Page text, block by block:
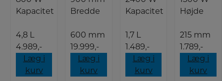
Kapacitet
4,8 L
4.989,-
Læg i
kurv
Bredde
600 mm
19.999,-
Læg i
kurv
Kapacitet
1,7 L
1.489,-
Læg i
kurv
Højde
215 mm
1.789,-
Læg i
kurv